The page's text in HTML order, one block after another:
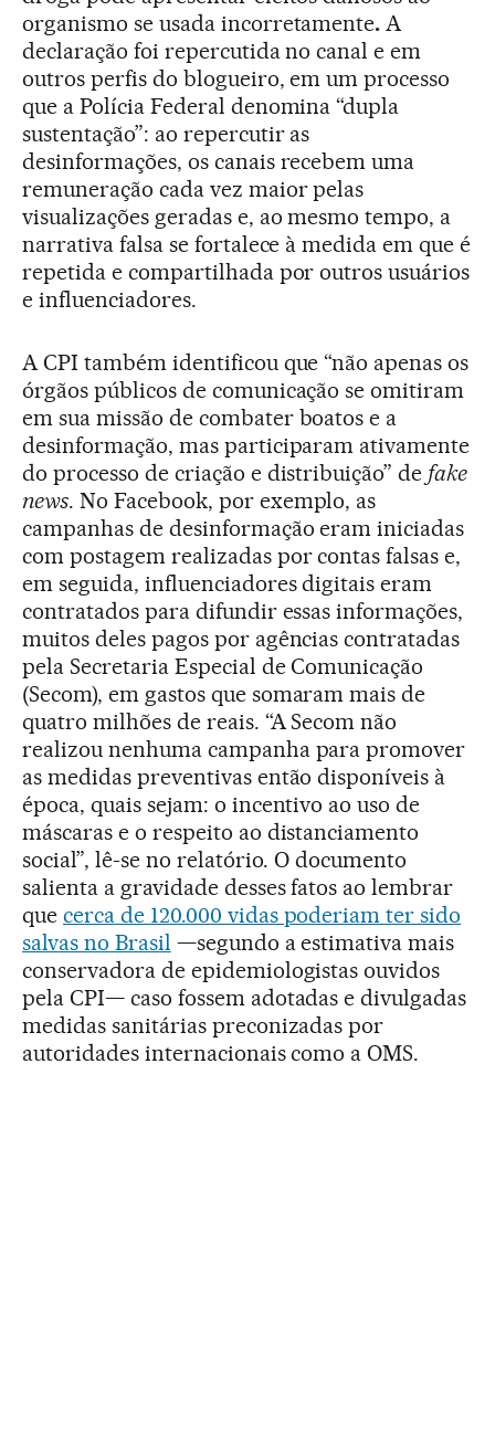
organismo se usada incorretamente. A
declaração foi repercutida no canal e em
outros perfis do blogueiro, em um processo
que a Polícia Federal denomina “dupla
sustentação”: ao repercutir as
desinformações, os canais recebem uma
remuneração cada vez maior pelas
visualizações geradas e, ao mesmo tempo, a
narrativa falsa se fortalece à medida em que é
repetida e compartilhada por outros usuários
e influenciadores.
A CPI também identificou que “não apenas os
órgãos públicos de comunicação se omitiram
em sua missão de combater boatos e a
desinformação, mas participaram ativamente
do processo de criação e distribuição” de fake
news. No Facebook, por exemplo, as
campanhas de desinformação eram iniciadas
com postagem realizadas por contas falsas e,
em seguida, influenciadores digitais eram
contratados para difundir essas informações,
muitos deles pagos por agências contratadas
pela Secretaria Especial de Comunicação
(Secom), em gastos que somaram mais de
quatro milhões de reais. “A Secom não
realizou nenhuma campanha para promover
as medidas preventivas então disponíveis à
época, quais sejam: o incentivo ao uso de
máscaras e o respeito ao distanciamento
social”, lê-se no relatório. O documento
salienta a gravidade desses fatos ao lembrar
que cerca de 120.000 vidas poderiam ter sido
salvas no Brasil —segundo a estimativa mais
conservadora de epidemiologistas ouvidos
pela CPI— caso fossem adotadas e divulgadas
medidas sanitárias preconizadas por
autoridades internacionais como a OMS.